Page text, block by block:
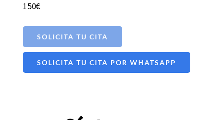
150€
SOLICITA TU CITA
SOLICITA TU CITA POR WHATSAPP